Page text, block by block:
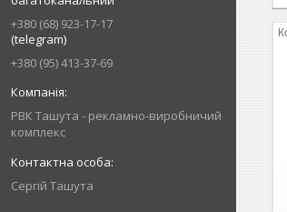
+380 (68) 923-17-17
(telegram)
+380 (95) 413-37-69
РВК Ташута - рекламно-виробничий
комплекс
Сергій Ташута